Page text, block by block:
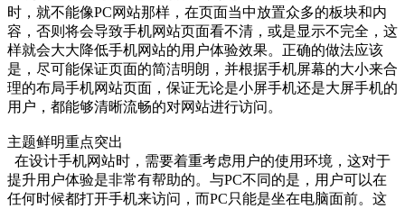
时，就不能像PC网站那样，在页面当中放置众多的板块和内
容，否则将会导致手机网站页面看不清，或是显示不完全，这
样就会大大降低手机网站的用户体验效果。正确的做法应该
是，尽可能保证页面的简洁明朗，并根据手机屏幕的大小来合
理的布局手机网站页面，保证无论是小屏手机还是大屏手机的
用户，都能够清晰流畅的对网站进行访问。
主题鲜明重点突出
在设计手机网站时，需要着重考虑用户的使用环境，这对于
提升用户体验是非常有帮助的。与PC不同的是，用户可以在
任何时候都打开手机来访问，而PC只能是坐在电脑面前。这